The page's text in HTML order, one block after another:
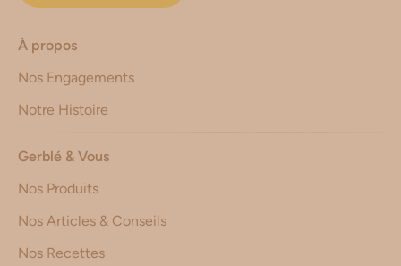
À propos
Nos Engagements
Notre Histoire
Gerblé & Vous
Nos Produits
Nos Articles & Conseils
Nos Recettes